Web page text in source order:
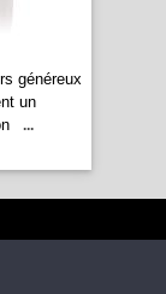
généreux
un
...